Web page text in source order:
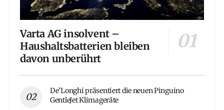
Varta AG insolvent –
Haushaltsbatterien bleiben
davon unberührt
De’Longhi präsentiert die neuen Pinguino
GentleJet Klimageräte